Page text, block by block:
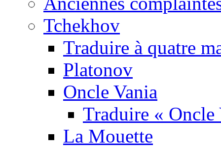
Tchekhov
Traduire à quatre
Platonov
Oncle Vania
Traduire « Oncle
La Mouette